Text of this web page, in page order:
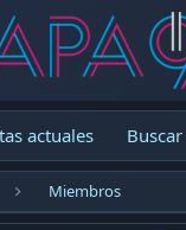
actuales
Miembros